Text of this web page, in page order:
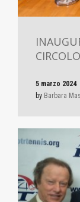
5 marzo 2024
by Barbara